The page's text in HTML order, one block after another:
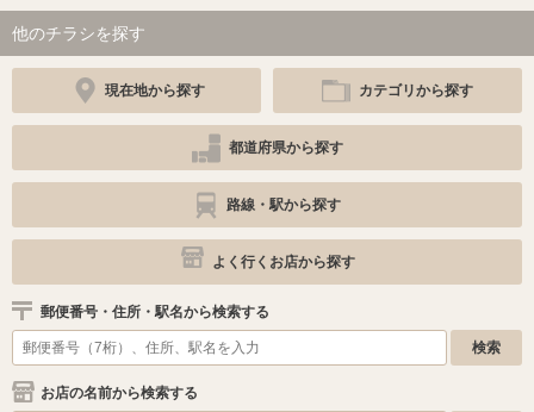
他のチラシを探す
現在地から探す カテゴリから探す
都道府県から探す
路線・駅から探す
よく行くお店から探す
郵便番号・住所・駅名から検索する
お店の名前から検索する